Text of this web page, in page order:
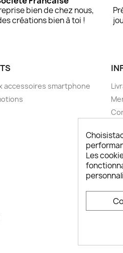
bien de chez nous,
créations bien à toi !
accessoires smartphone
Les